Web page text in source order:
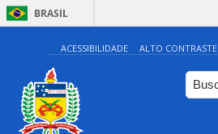
BRASIL
ACESSIBILIDADE ALTO CONTRASTE